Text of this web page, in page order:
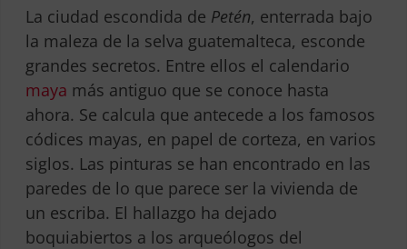
La ciudad escondida de Petén, enterrada bajo
la maleza de la selva guatemalteca, esconde
grandes secretos. Entre ellos el calendario
maya más antiguo que se conoce hasta
ahora. Se calcula que antecede a los famosos
códices mayas, en papel de corteza, en varios
siglos. Las pinturas se han encontrado en las
paredes de lo que parece ser la vivienda de
un escriba. El hallazgo ha dejado
boquiabiertos a los arqueólogos del